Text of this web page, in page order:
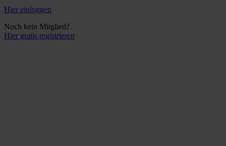
Hier einloggen
Noch kein Mitglied?
Hier gratis registrieren